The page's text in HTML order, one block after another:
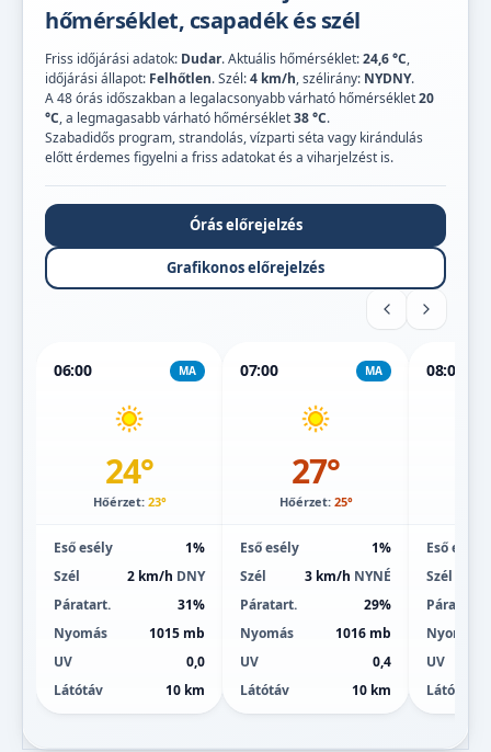
hőmérséklet, csapadék és szél
Friss időjárási adatok: Dudar. Aktuális hőmérséklet:24,6 °C,
időjárási állapot: Felhőtlen. Szél:4 km/h, szélirány: NYDNY.
A 48 órás időszakban a legalacsonyabb várható hőmérséklet20
°C, a legmagasabb várható hőmérséklet38 °C.
Szabadidős program, strandolás, vízparti séta vagy kirándulás
előtt érdemes figyelni a friss adatokat és a viharjelzést is.
Órás előrejelzés
Grafikonos előrejelzés
06:00 MA
24°
Hőérzet: 23°
Eső esély
1%
Szél
2 km/h DNY
Páratart.
31%
Nyomás
1015 mb
UV
0,0
Látótáv
10 km
07:00 MA
27°
Hőérzet: 25°
Eső esély
1%
Szél
3 km/h NYNÉ
Páratart.
29%
Nyomás
1016 mb
UV
0,4
Látótáv
10 km
08:00
Eső esély
Szél
Páratart.
Nyomás
UV
Látótáv